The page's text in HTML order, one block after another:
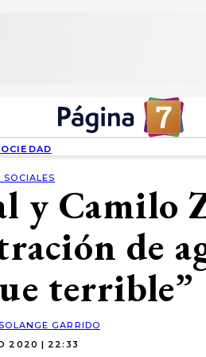
SOCIALES
y Camilo
de
terrible”
GARRIDO
2020 | 22:33